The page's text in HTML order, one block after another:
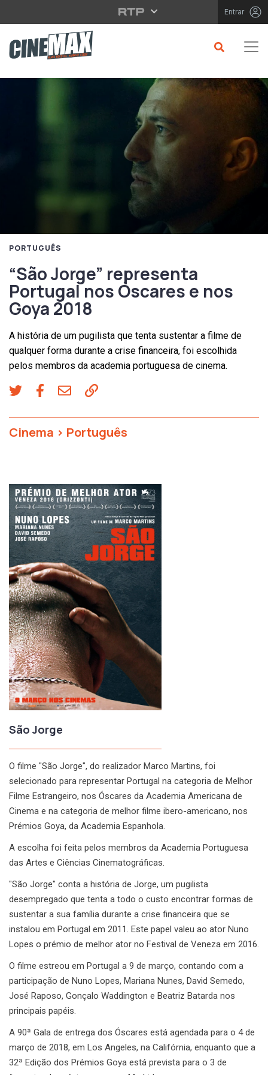
Saltar para o conteúdo principal Entrar
PORTUGUÊS
“São Jorge” representa
Portugal nos Óscares e nos
Goya 2018
A história de um pugilista que tenta sustentar a filme de
qualquer forma durante a crise financeira, foi escolhida
pelos membros da academia portuguesa de cinema.
Cinema > Português
São Jorge
O filme "São Jorge", do realizador Marco Martins, foi
selecionado para representar Portugal na categoria de Melhor
Filme Estrangeiro, nos Óscares da Academia Americana de
Cinema e na categoria de melhor filme ibero-americano, nos
Prémios Goya, da Academia Espanhola.
A escolha foi feita pelos membros da Academia Portuguesa
das Artes e Ciências Cinematográficas.
"São Jorge" conta a história de Jorge, um pugilista
desempregado que tenta a todo o custo encontrar formas de
sustentar a sua família durante a crise financeira que se
instalou em Portugal em 2011. Este papel valeu ao ator Nuno
Lopes o prémio de melhor ator no Festival de Veneza em 2016.
O filme estreou em Portugal a 9 de março, contando com a
participação de Nuno Lopes, Mariana Nunes, David Semedo,
José Raposo, Gonçalo Waddington e Beatriz Batarda nos
principais papéis.
A 90ª Gala de entrega dos Óscares está agendada para o 4 de
março de 2018, em Los Angeles, na Califórnia, enquanto que a
32ª Edição dos Prémios Goya está prevista para o 3 de